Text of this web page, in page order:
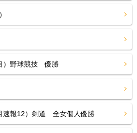
）野球競技 優勝
速報12）剣道 全女個人優勝